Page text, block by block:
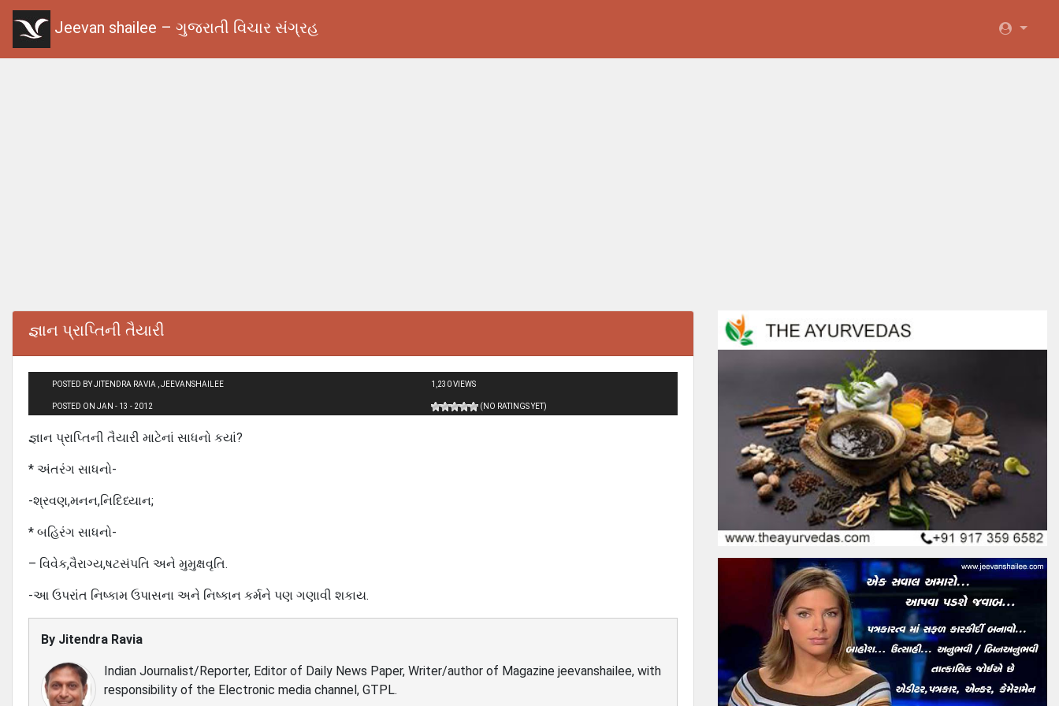
Jeevan shailee – ગુજરાતી વિચાર સંગ્રહ
જ્ઞાન પ્રાપ્તિની તૈયારી
POSTED BY JITENDRA RAVIA , JEEVANSHAILEE
POSTED ON JAN - 13 - 2012
1,230 VIEWS
(NO RATINGS YET)
જ્ઞાન પ્રાપ્તિની તૈયારી માટેનાં સાધનો કયાં?
* અંતરંગ સાધનો-
-શ્રવણ,મનન,નિદિધ્યાન;
* બહિરંગ સાધનો-
– વિવેક,વૈરાગ્ય,ષટસંપતિ અને મુમુક્ષવૃતિ.
-આ ઉપરાંત નિષ્કામ ઉપાસના અને નિષ્કાન કર્મને પણ ગણાવી શકાય.
By Jitendra Ravia
Indian Journalist/Reporter, Editor of Daily News Paper, Writer/author of Magazine jeevanshailee, with
responsibility of the Electronic media channel, GTPL.